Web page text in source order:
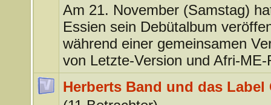
Am 21. November (Samstag)
Essien sein Debütalbum
während einer gemeinsamen
von Letzte-Version und Afri-ME-
Herberts Band und das Label